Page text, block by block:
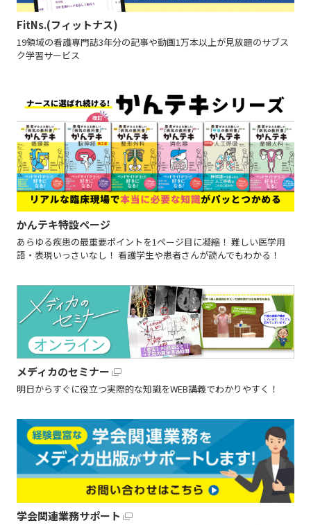
FitNs.(フィットナス)
19領域の看護専門誌3年分の記事や動画1万本以上が見放題のサブス
ク学習サービス
かんテキ特設ページ
あらゆる疾患の最重要ポイントを1ページ目に凝縮！ 難しい医学用
語・表現いっさいなし！ 看護学生や患者さんが読んでもわかる！
メディカのセミナー
明日からすぐに役立つ実際的な知識をWEB講義でわかりやすく！
学会関連業務サポート